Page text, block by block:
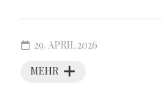
MEHR
29. APRIL 2026